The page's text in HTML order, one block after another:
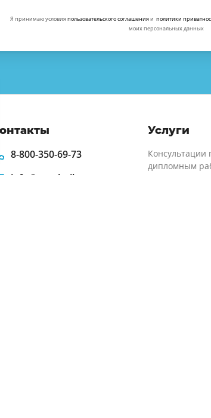
Я принимаю условияпользовательского соглашенияи политики
моих персональных данных
8-800-350-69-73
info@zaochnik.com
Услуги
Консультации
дипломным